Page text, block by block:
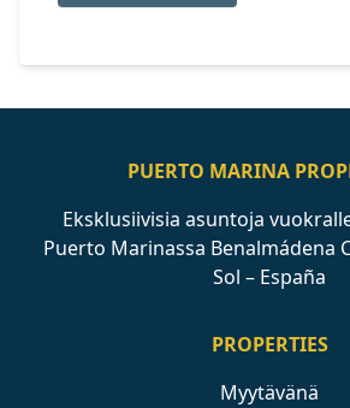
PUERTO MARINA
Eksklusiivisia asuntoja
Puerto Marinassa Benalmádena
Sol – España
PROPERTIES
Myytävänä